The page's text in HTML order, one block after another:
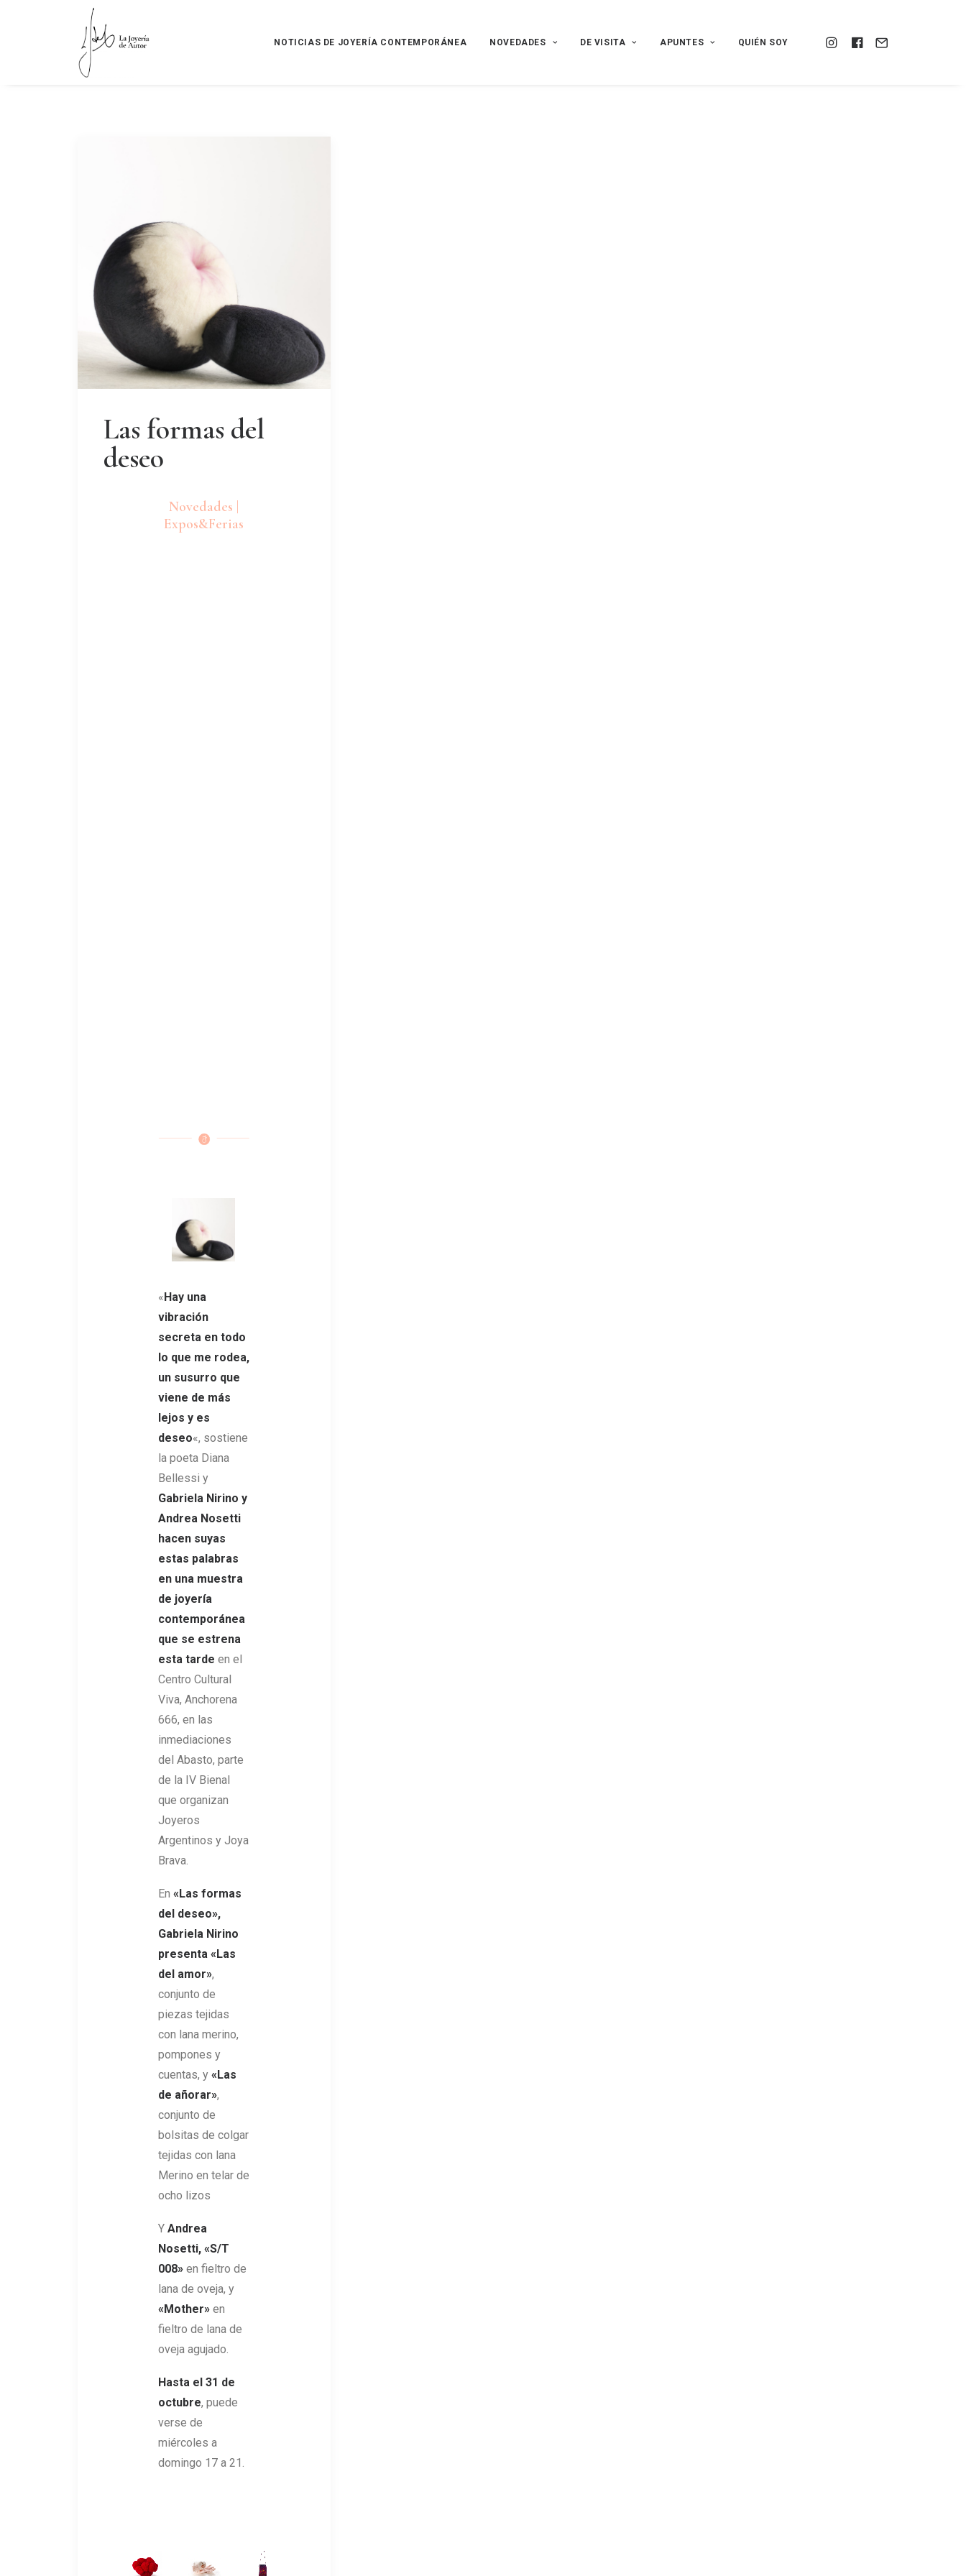
NOTICIAS DE JOYERÍA CONTEMPORÁNEA NOVEDADES DE VISITA APUNTES QUIÉN SOY
Las formas del
deseo
Novedades |
Expos&Ferias
«Hay una
vibración
secreta en todo
lo que me rodea,
un susurro que
viene de más
lejos y es
deseo«, sostiene
la poeta Diana
Bellessi y
Gabriela Nirino y
Andrea Nosetti
hacen suyas
estas palabras
en una muestra
de joyería
contemporánea
que se estrena
esta tarde en el
Centro Cultural
Viva, Anchorena
666, en las
inmediaciones
del Abasto, parte
de la IV Bienal
que organizan
Joyeros
Argentinos y Joya
Brava.
En «Las formas
del deseo»,
Gabriela Nirino
presenta «Las
del amor»,
conjunto de
piezas tejidas
con lana merino,
pompones y
cuentas, y «Las
de añorar»,
conjunto de
bolsitas de colgar
tejidas con lana
Merino en telar de
ocho lizos
Y Andrea
Nosetti, «S/T
008» en fieltro de
lana de oveja, y
«Mother» en
fieltro de lana de
oveja agujado.
Hasta el 31 de
octubre, puede
verse de
miércoles a
domingo 17 a 21.